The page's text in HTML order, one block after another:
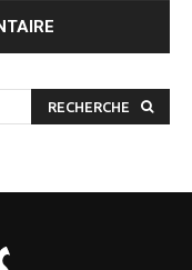
RECHERCHE